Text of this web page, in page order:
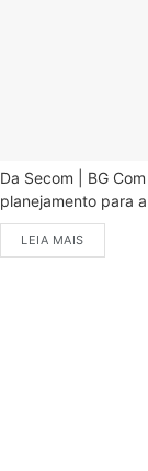
Da Secom | BG
planejamento para
LEIA MAIS